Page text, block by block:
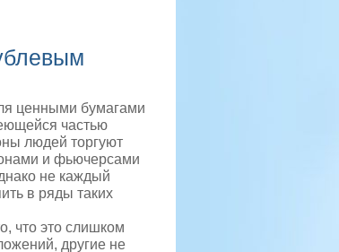
ценными бумагами
частью
людей торгуют
и фьючерсами
не каждый
в ряды таких
что это слишком
другие не